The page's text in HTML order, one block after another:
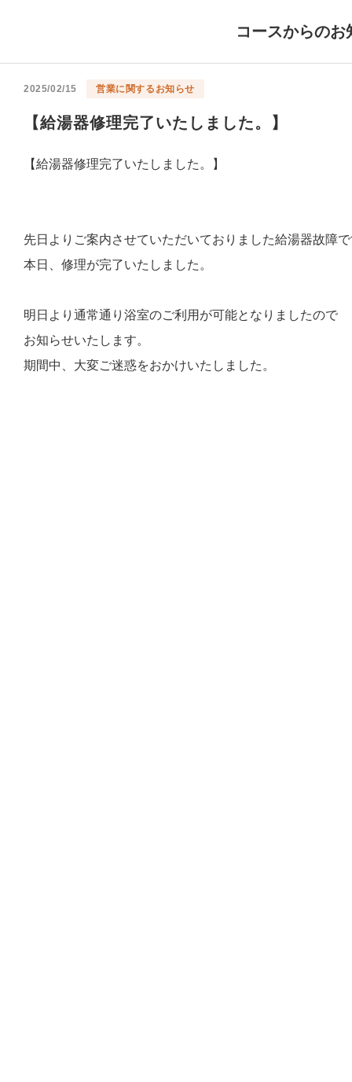
コースからのお
2025/02/15 営業に関するお知らせ
【給湯器修理完了いたしました。】
【給湯器修理完了いたしました。】
先日よりご案内させていただいておりました給湯器故障
本日、修理が完了いたしました。
明日より通常通り浴室のご利用が可能となりましたので
お知らせいたします。
期間中、大変ご迷惑をおかけいたしました。